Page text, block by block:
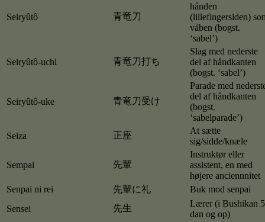
Seiryûtô 青竜刀
hånden
(lillefingersiden)
våben (bogst.
‘sabel’)
Seiryûtô-uchi 青竜刀打ち
Slag med nederste
del af håndkanten
(bogst. ‘sabel’)
Seiryûtô-uke 青竜刀受け
Parade med
del af håndkanten
(bogst.
‘sabelparade’)
Seiza
正座
At sætte
sig/sidde/knæle
Sempai 先輩
Instruktør eller
assistent, en med
højere anciennnitet
Senpai ni rei
先輩に礼
Buk mod senpai
Sensei
先生
Lærer (i Bushikan
dan og op)